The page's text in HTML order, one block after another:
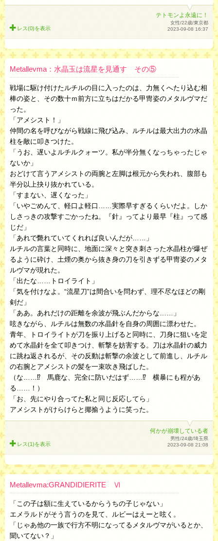
テトモンよ永遠に！
女性/22歳/東京都
2023-09-08 16:37
レス(0)を表示
Metallevma：水晶玉は流星を見通す その⑤
戦場に駆け付けたルチルの目に入ったのは、力無くへたり込む相
棒の姿と、その数十ｍ前方に立ちはだかる甲冑姿のメタルヴマだ
った。
「アメシスト！」
仲間の名を呼びながら戦線に飛び込み、ルチルは最大出力の水晶
柱を敵に叩きつけた。
「うお、遅いよルチルクォーツ。私が半分無くなっちゃったじゃ
ないか」
おどけて言うアメシストの両腕と左脚は根元から失われ、腹部も
半分以上抉り抜かれている。
「すまない、遅くなった」
「いやごめんて、軽口よ軽口……実際早すぎるくらいだよ。しか
しさっきの攻撃すごかったね。『針』ってより最早『柱』って感
じだ」
「あれで斃れていてくれれば良いんだが……」
ルチルの言葉と同時に、地面に深々と突き刺さった水晶柱が爆ぜ
るように砕け、土煙の奥から抜き身の刀を引きずる甲冑姿のメタ
ルヴマが現れた。
「出たな……トロイライト」
「気を付けなよ。“流星刀”は間合いを問わず、理不尽なほどの剛
剣だ」
「ああ。あれだけの距離を余波が飛ぶんだからな……」
呟きながら、ルチルは無数の水晶針を自身の周囲に漂わせた。
青年、トロイライトが刀を振り上げると同時に、刀身に狙いを定
めて水晶針を全て叩きつけ、斬撃を妨害する。刀は水晶針の威力
に跳ね返されるが、その反動は斬撃の余波として前進し、ルチル
の右腕とアメシストの髪を一束吹き飛ばした。
（な……⁉ 馬鹿な、完全に防いだはず……⁉ 横暴にも程があ
る……！）
「お、先にやり合ってた私と同じ反応してら」
アメシストがけらけらと揶揄うように笑った。
何かが崩壊している者
男性/24歳/埼玉県
2023-09-08 21:08
レス(1)を表示
Metallevma:GRANDIDIERITE Ⅵ
「この子は額に生えているからうちの子じゃない」
エメラルドがそう言うのを見て、ルビーはえーと呟く。
「じゃあ他の一族で行方不明になってるメタルヴマがいるとか、
聞いてない？」